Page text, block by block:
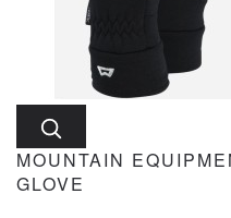
MOUNTAIN
GLOVE